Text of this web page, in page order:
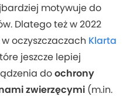
motywuje do
Dlatego też w 2022
oczyszczaczach Klarta
jeszcze lepiej
doochrony
zwierzęcymi (m.in.